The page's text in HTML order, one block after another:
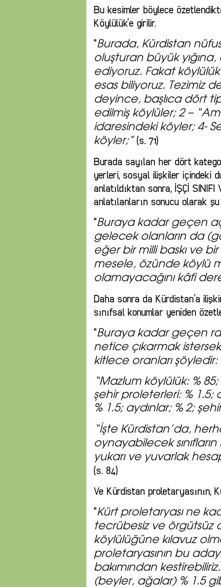
Bu kesimler böylece
Köylülük’e girilir.
“Burada, Kürdistan
oluşturan büyük
ediyoruz. Fakat
esas biliyoruz. Tezimiz
deyince, başlıca dört
edilmiş köylüler; 2 –
idaresindeki köyler; 4-
köyler;”(s. 71)
Burada sayılan her dört
yerleri, sosyal ilişkiler içindeki
anlatıldıktan sonra, İŞÇİ SINIFI
anlatılanların sonucu olarak
“Buraya kadar geçen
gelecek olanların da
eğer bir milli baskı ve
mesele, özünde köylü
olamayacağını kâfi
Daha sonra da Kürdistan’a
sınıfsal konumlar yeniden
“Buraya kadar geçen
netice çıkarmak
kitlece oran­ları şöyledir:
“Mazlum köylülük: %
şehir proleterleri: %
% 1.5; aydınlar; % 2;
“İşte Kürdistan’da,
oynayabilecek
yukarı ve yuvarlak
(s. 84)
Ve Kürdistan proletaryasının,
“Kürt proletaryası ne
tecrübesiz ve örgütsüz
köylülüğüne kılavuz
proletaryasının bu
bakımından
(beyler, ağalar) % 1.5